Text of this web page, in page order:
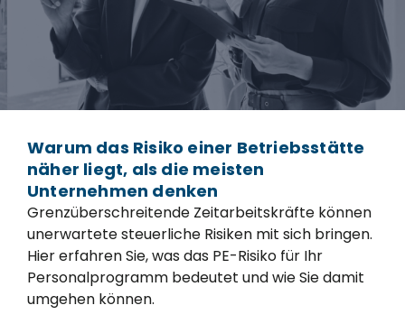
Warum das Risiko einer Betriebsstätte
näher liegt, als die meisten
Unternehmen denken
Grenzüberschreitende Zeitarbeitskräfte können
unerwartete steuerliche Risiken mit sich bringen.
Hier erfahren Sie, was das PE-Risiko für Ihr
Personalprogramm bedeutet und wie Sie damit
umgehen können.